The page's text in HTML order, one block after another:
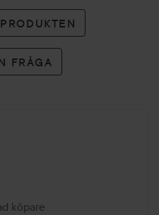
FRÅGA
5 år
köpare